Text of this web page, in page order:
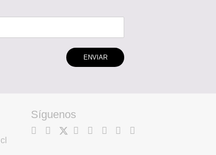
ENVIAR
Síguenos